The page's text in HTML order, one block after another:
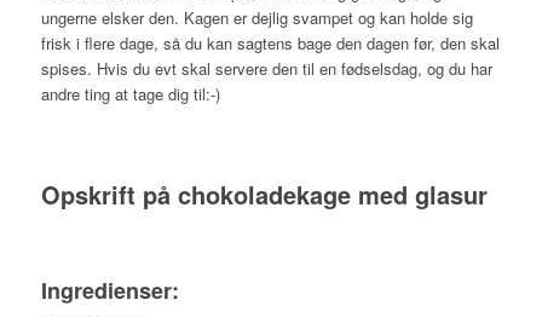
ungerne elsker den. Kagen er dejlig svampet og kan holde sig
frisk i flere dage, så du kan sagtens bage den dagen før, den skal
spises. Hvis du evt skal servere den til en fødselsdag, og du har
andre ting at tage dig til:-)
Opskrift på chokoladekage med glasur
Ingredienser: